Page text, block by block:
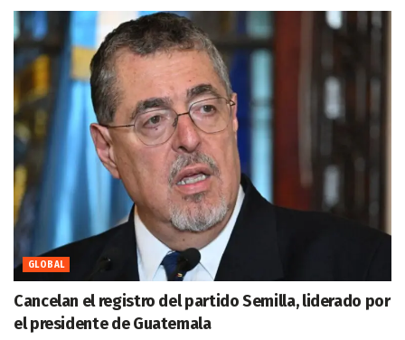
GLOBAL
Cancelan el registro del partido Semilla, liderado por
el presidente de Guatemala